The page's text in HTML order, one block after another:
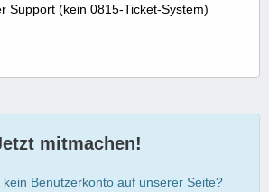
Support (kein 0815-Ticket-System)
mitmachen!
kein Benutzerkonto auf unserer Seite?